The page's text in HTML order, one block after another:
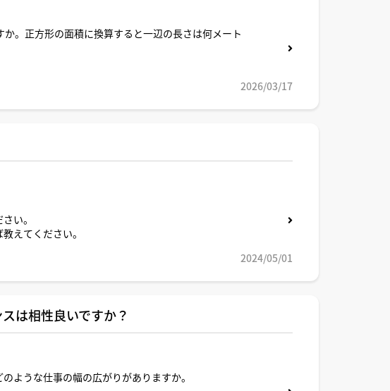
。正方形の面積に換算すると一辺の長さは何メート
2026/03/17
い。
えてください。
2024/05/01
は相性良いですか？
ような仕事の幅の広がりがありますか。